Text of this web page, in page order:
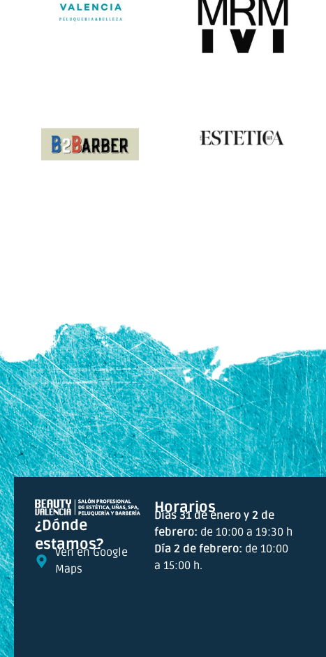
¿Dónde
estamos?
Ven en Google
Maps
Horarios
Días 31 de enero y 2 de
febrero: de 10:00 a 19:30 h
Día 2 de febrero: de 10:00
a 15:00 h.